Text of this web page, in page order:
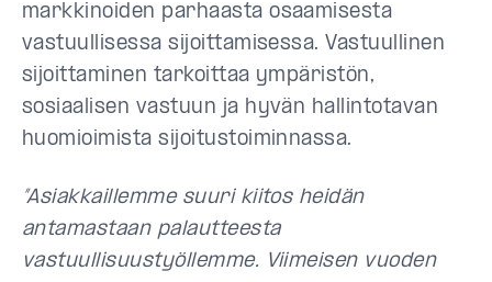
markkinoiden parhaasta osaamisesta
vastuullisessa sijoittamisessa. Vastuullinen
sijoittaminen tarkoittaa ympäristön,
sosiaalisen vastuun ja hyvän hallintotavan
huomioimista sijoitustoiminnassa.
”Asiakkaillemme suuri kiitos heidän
antamastaan palautteesta
vastuullisuustyöllemme. Viimeisen vuoden